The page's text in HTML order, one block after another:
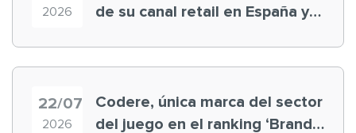
2026
de su canal retail en España y
22/07
2026
Codere, única marca del sector
del juego en el ranking ‘Brand